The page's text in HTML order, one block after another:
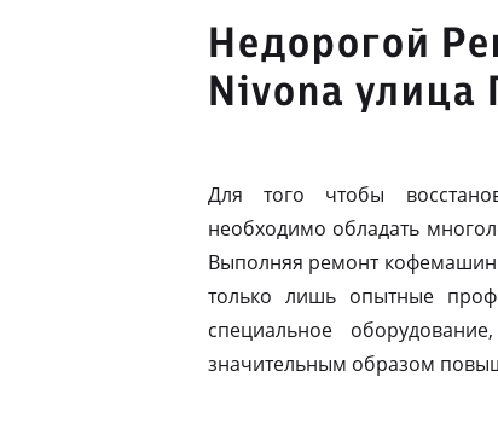
Недорогой
Nivona улица
Для того чтобы
необходимо обладать
Выполняя ремонт кофемашин
только лишь опытные
специальное
значительным образом